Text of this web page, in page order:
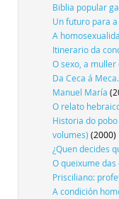
Biblia popular
Un futuro para
A
Itinerario da
O sexo, a muller
Da Ceca á
Manuel María
O relato
Historia do
volumes) (2000)
¿Quen decides
O queixume
Prisciliano:
A condición